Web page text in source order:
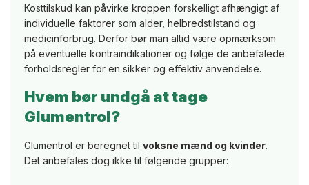
Kosttilskud kan påvirke kroppen forskelligt afhængigt af
individuelle faktorer som alder, helbredstilstand og
medicinforbrug. Derfor bør man altid være opmærksom
på eventuelle kontraindikationer og følge de anbefalede
forholdsregler for en sikker og effektiv anvendelse.
Hvem bør undgå at tage
Glumentrol?
Glumentrol er beregnet til voksne mænd og kvinder.
Det anbefales dog ikke til følgende grupper: